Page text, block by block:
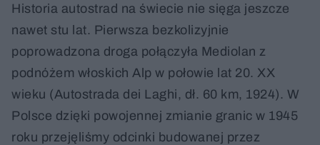
Historia autostrad na świecie nie sięga jeszcze
nawet stu lat. Pierwsza bezkolizyjnie
poprowadzona droga połączyła Mediolan z
podnóżem włoskich Alp w połowie lat 20. XX
wieku (Autostrada dei Laghi, dł. 60 km, 1924). W
Polsce dzięki powojennej zmianie granic w 1945
roku przejęliśmy odcinki budowanej przez